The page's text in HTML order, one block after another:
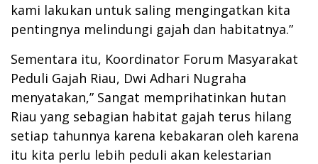
kami lakukan untuk saling mengingatkan kita
pentingnya melindungi gajah dan habitatnya.”
Sementara itu, Koordinator Forum Masyarakat
Peduli Gajah Riau, Dwi Adhari Nugraha
menyatakan,” Sangat memprihatinkan hutan
Riau yang sebagian habitat gajah terus hilang
setiap tahunnya karena kebakaran oleh karena
itu kita perlu lebih peduli akan kelestarian